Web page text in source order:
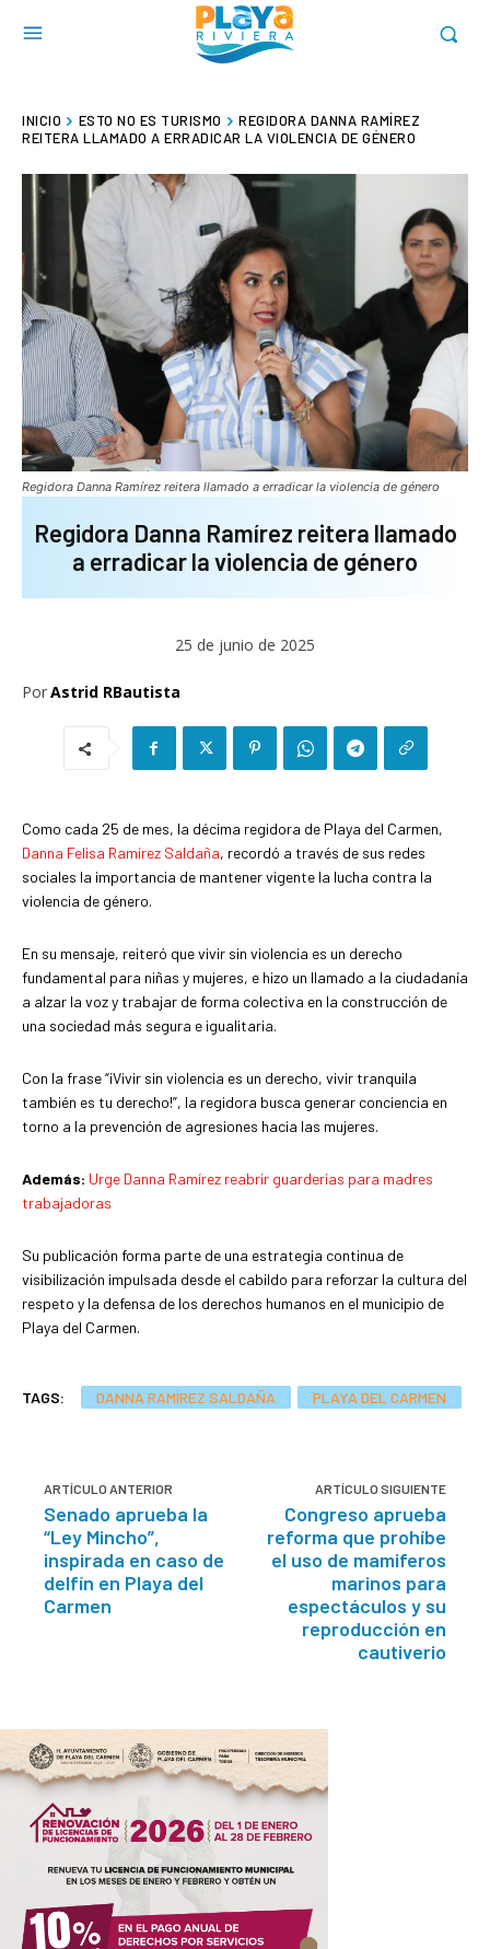
INICIO ESTO NO ES TURISMO
REGIDORA DANNA RAMÍREZ
REITERA LLAMADO A ERRADICAR LA VIOLENCIA DE GÉNERO
Regidora Danna Ramírez reitera llamado a erradicar la violencia de género
Regidora Danna Ramírez reitera llamado
a erradicar la violencia de género
25 de junio de 2025
PorAstrid RBautista
Como cada 25 de mes, la décima regidora de Playa del Carmen,
Danna Felisa Ramírez Saldaña, recordó a través de sus redes
sociales la importancia de mantener vigente la lucha contra la
violencia de género.
En su mensaje, reiteró que vivir sin violencia es un derecho
fundamental para niñas y mujeres, e hizo un llamado a la ciudadanía
a alzar la voz y trabajar de forma colectiva en la construcción de
una sociedad más segura e igualitaria.
Con la frase “¡Vivir sin violencia es un derecho, vivir tranquila
también es tu derecho!”, la regidora busca generar conciencia en
torno a la prevención de agresiones hacia las mujeres.
Además: Urge Danna Ramírez reabrir guarderías para madres
trabajadoras
Su publicación forma parte de una estrategia continua de
visibilización impulsada desde el cabildo para reforzar la cultura del
respeto y la defensa de los derechos humanos en el municipio de
Playa del Carmen.
TAGS: DANNA RAMÍREZ SALDAÑA PLAYA DEL CARMEN
ARTÍCULO ANTERIOR
Senado aprueba la
“Ley Mincho”,
inspirada en caso de
delfín en Playa del
Carmen
ARTÍCULO SIGUIENTE
Congreso aprueba
reforma que prohíbe
el uso de mamiferos
marinos para
espectáculos y su
reproducción en
cautiverio